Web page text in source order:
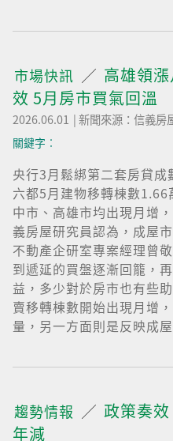
市場快訊
高雄領
效 5月房市買氣回溫
2026.06.01 |新聞來源：信義房
關鍵字︰
央行3月鬆綁第二套房貸成
六都5月建物移轉棟數
中市、高雄市均出現月增
義房屋研究員認為，成屋
不動產企研室專案經理曾
到遞延的買盤逐漸回籠，
益，多少對於房市也有些
賣移轉棟數開始出現月增
量，另一方面則是反映成
趨勢情報
政策奏
年減